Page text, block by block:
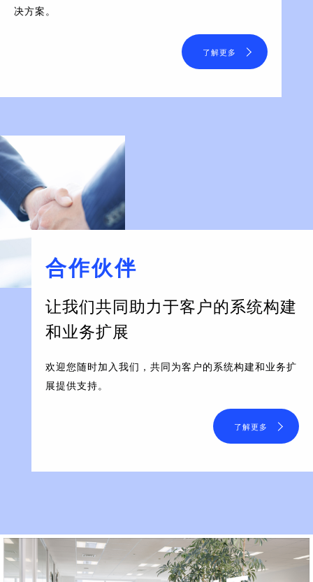
决方案。
了解更多
合作伙伴
让我们共同助力于客户的系统构建
和业务扩展
欢迎您随时加入我们，共同为客户的系统构建和业务扩
展提供支持。
了解更多